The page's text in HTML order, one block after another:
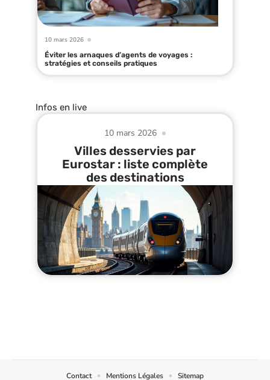
10 mars 2026
Éviter les arnaques d’agents de voyages :
stratégies et conseils pratiques
Infos en live
10 mars 2026
Villes desservies par
Eurostar : liste complète
des destinations
Contact Mentions Légales Sitemap